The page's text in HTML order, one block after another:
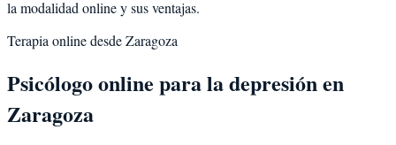
la modalidad online y sus ventajas.
Terapia online desdeZaragoza
Psicólogo online para ladepresiónen
Zaragoza